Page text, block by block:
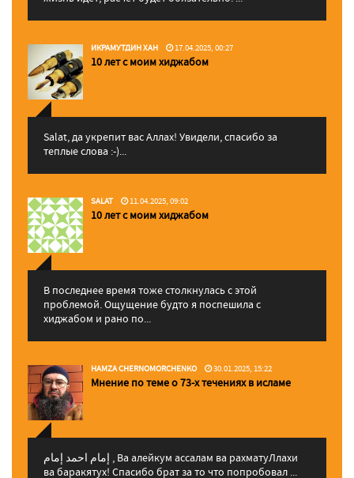
ИКРАМУТДИН ХАН 17.04.2025, 00:27
10 лет с моим хиджабом
Salat, да укрепит вас Аллаx! Увидели, спасибо за
теплые слова :-)...
SALAT 11.04.2025, 09:02
10 лет с моим хиджабом
В последнее время тоже столкнулась с этой
проблемой. Ощущение будто я поспешила с
хиджабом и рано по...
HAMZA CHERNOMORCHENKO 30.01.2025, 15:22
Мнение по теме о 73-х течениях в исламе
إمام احمد إمام , Ва алейкум ассалам ва рахматуЛлахи
ва баракятух! Спасибо брат за то что попробовал ...